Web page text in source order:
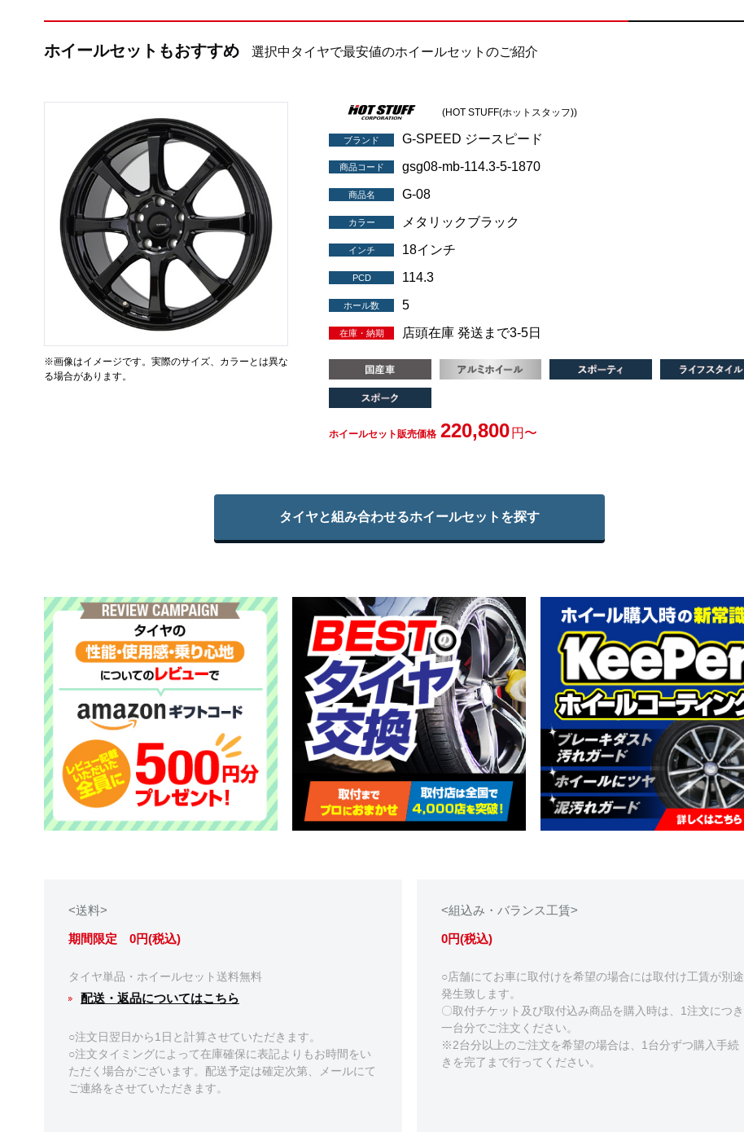
ホイールセットもおすすめ 選択中タイヤで最安値のホイールセットのご紹介
※画像はイメージです。実際のサイズ、カラーとは異な
る場合があります。
(HOT STUFF(ホットスタッフ))
ブランド G-SPEED ジースピード
商品コード gsg08-mb-114.3-5-1870
商品名 G-08
カラー メタリックブラック
インチ 18インチ
PCD 114.3
ホール数 5
在庫・納期 店頭在庫 発送まで3-5日
ホイールセット販売価格 220,800 円〜
タイヤと組み合わせるホイールセットを探す
<送料>
期間限定 0円(税込)
タイヤ単品・ホイールセット送料無料
配送・返品についてはこちら
○注文日翌日から1日と計算させていただきます。
○注文タイミングによって在庫確保に表記よりもお時間をい
ただく場合がございます。配送予定は確定次第、メールにて
ご連絡をさせていただきます。
<組込み・バランス工賃>
0円(税込)
○店舗にてお車に取付けを希望の場合には取付け工賃が別途
発生致します。
〇取付チケット及び取付込み商品を購入時は、1注文につき
一台分でご注文ください。
※2台分以上のご注文を希望の場合は、1台分ずつ購入手続
きを完了まで行ってください。